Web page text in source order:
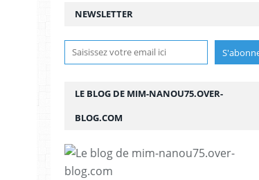
NEWSLETTER
LE BLOG DE MIM-NANOU75.OVER-
BLOG.COM